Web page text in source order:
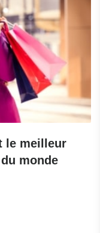
le meilleur
monde